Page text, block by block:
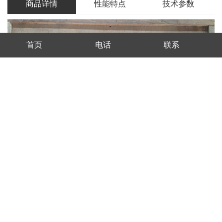
商品详情 性能特点 技术参数
首页 电话 联系